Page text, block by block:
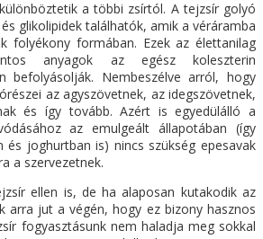
a többi zsírtól. A tejzsír golyó
glikolipidek találhatók, amik a véráramba
folyékony formában. Ezek az élettanilag
anyagok az egész koleszterin
befolyásolják. Nembeszélve arról, hogy
az agyszövetnek, az idegszövetnek,
és így tovább. Azért is egyedülálló a
az emulgeált állapotában (így
joghurtban is) nincs szükség epesavak
a szervezetnek.
ellen is, de ha alaposan kutakodik az
arra jut a végén, hogy ez bizony hasznos
fogyasztásunk nem haladja meg sokkal